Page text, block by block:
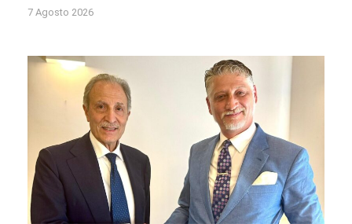
7 Agosto 2026